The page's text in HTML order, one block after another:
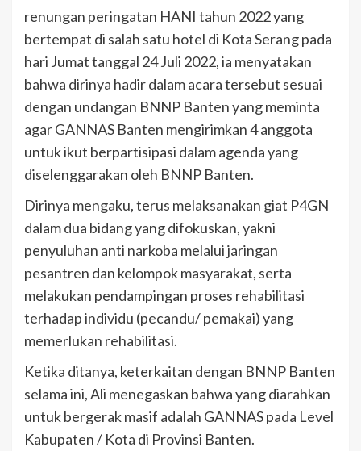
renungan peringatan HANI tahun 2022 yang
bertempat di salah satu hotel di Kota Serang pada
hari Jumat tanggal 24 Juli 2022, ia menyatakan
bahwa dirinya hadir dalam acara tersebut sesuai
dengan undangan BNNP Banten yang meminta
agar GANNAS Banten mengirimkan 4 anggota
untuk ikut berpartisipasi dalam agenda yang
diselenggarakan oleh BNNP Banten.
Dirinya mengaku, terus melaksanakan giat P4GN
dalam dua bidang yang difokuskan, yakni
penyuluhan anti narkoba melalui jaringan
pesantren dan kelompok masyarakat, serta
melakukan pendampingan proses rehabilitasi
terhadap individu (pecandu/ pemakai) yang
memerlukan rehabilitasi.
Ketika ditanya, keterkaitan dengan BNNP Banten
selama ini, Ali menegaskan bahwa yang diarahkan
untuk bergerak masif adalah GANNAS pada Level
Kabupaten / Kota di Provinsi Banten.